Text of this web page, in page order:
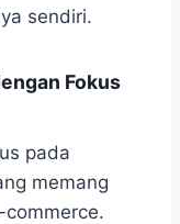
sendiri.
Fokus
pada
memang